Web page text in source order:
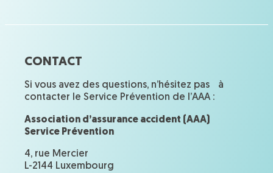
CONTACT
Si vous avez des questions, n’hésitez pas à
contacter le Service Prévention de l’AAA :
Association d’assurance accident (AAA)
Service Prévention
4, rue Mercier
L-2144 Luxembourg